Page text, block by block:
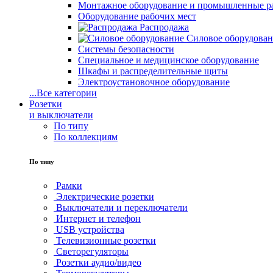
Монтажное оборудование и промышленные
Оборудование рабочих мест
Распродажа
Силовое
Системы безопасности
Специальное и медицинское оборудование
Шкафы и распределительные щиты
Электроустановочное оборудование
...Все категории
Розетки
и выключатели
По типу
По коллекциям
По типу
Рамки
Электрические розетки
Выключатели и переключатели
Интернет и телефон
USB устройства
Телевизионные розетки
Светорегуляторы
Розетки аудио/видео